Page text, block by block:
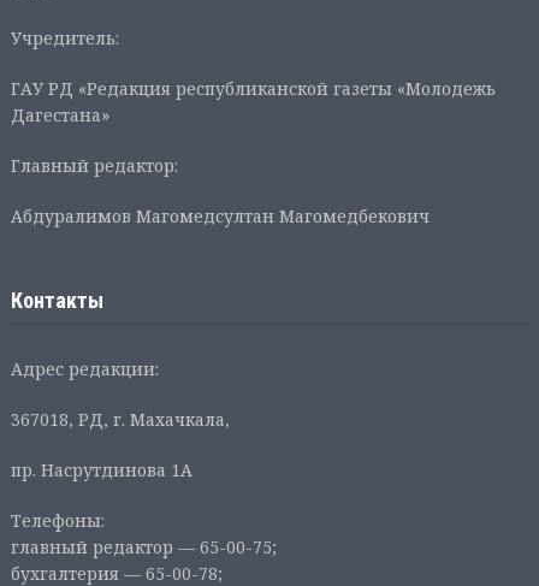
Учредитель:
ГАУ РД «Редакция республиканской газеты «Молодежь
Дагестана»
Главный редактор:
Абдуралимов Магомедсултан Магомедбекович
Контакты
Адрес редакции:
367018, РД, г. Махачкала,
пр. Насрутдинова 1А
Телефоны:
главный редактор — 65-00-75;
бухгалтерия — 65-00-78;